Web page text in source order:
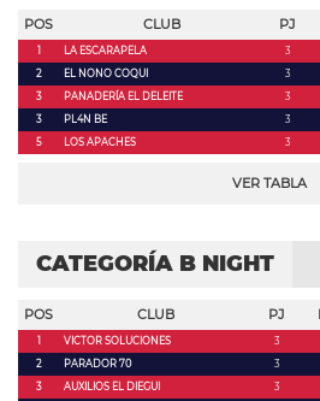
POS CLUB PJ
1 LA ESCARAPELA 3
2
EL NONO COQUI 3
3
PANADERÍA EL DELEITE 3
3
PL4N BE 3
5
LOS APACHES 3
VER TABLA
CATEGORÍA B NIGHT
POS CLUB PJ
1 VICTOR SOLUCIONES 3
2
PARADOR 70 3
3
AUXILIOS EL DIEGUI 3